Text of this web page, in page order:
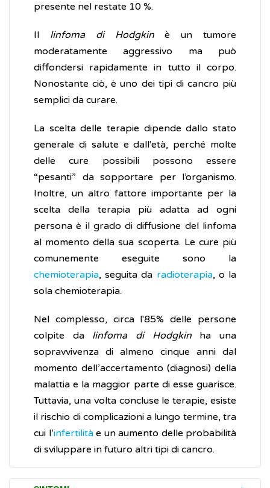
presente nel restate 10 %.
Il linfoma di Hodgkinè un tumore
moderatamente aggressivo ma può
diffondersi rapidamente in tutto il corpo.
Nonostante ciò, è uno dei tipi di cancro più
semplici da curare.
La scelta delle terapie dipende dallo stato
generale di salute e dall'età, perché molte
delle cure possibili possono essere
“pesanti” da sopportare per l’organismo.
Inoltre, un altro fattore importante per la
scelta della terapia più adatta ad ogni
persona è il grado di diffusione del linfoma
al momento della sua scoperta. Le cure più
comunemente eseguite sono la
chemioterapia, seguita da radioterapia, o la
sola chemioterapia.
Nel complesso, circa l'85% delle persone
colpite da linfoma di Hodgkinha una
sopravvivenza di almeno cinque anni dal
momento dell’accertamento (diagnosi) della
malattia e la maggior parte di esse guarisce.
Tuttavia, una volta concluse le terapie, esiste
il rischio di complicazioni a lungo termine, tra
cui l’infertilitàe un aumento delle probabilità
di sviluppare in futuro altri tipi di cancro.